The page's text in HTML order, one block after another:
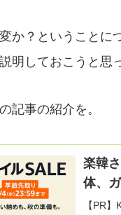
か？ということに
明しておこうと思
記事の紹介を。
楽韓
体、
【PR